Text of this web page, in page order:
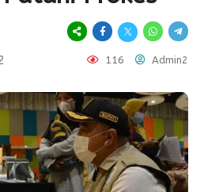
116 Admin2